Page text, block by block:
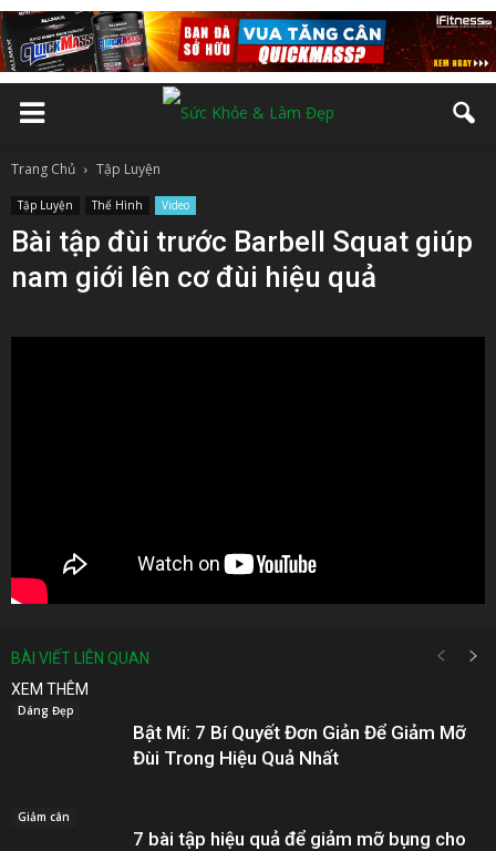
Trang Chủ Tập Luyện
Tập Luyện Thể Hình Video
Bài tập đùi trước Barbell Squat giúp
nam giới lên cơ đùi hiệu quả
BÀI VIẾT LIÊN QUAN
XEM THÊM
Dáng Đẹp
Bật Mí: 7 Bí Quyết Đơn Giản Để Giảm Mỡ
Đùi Trong Hiệu Quả Nhất
Giảm cân
7 bài tập hiệu quả để giảm mỡ bụng cho